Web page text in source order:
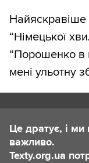
Найяскравіше
“Німецької
“Порошенко в
мені ульотну
Це дратує, і
важливо.
Texty.org.ua